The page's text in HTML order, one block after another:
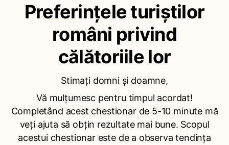
Preferințele turiștilor
români privind
călătoriile lor
Stimați domni și doamne,
Vă mulțumesc pentru timpul acordat!
Completând acest chestionar de 5-10 minute mă
veți ajuta să obțin rezultate mai bune. Scopul
acestui chestionar este de a observa tendința